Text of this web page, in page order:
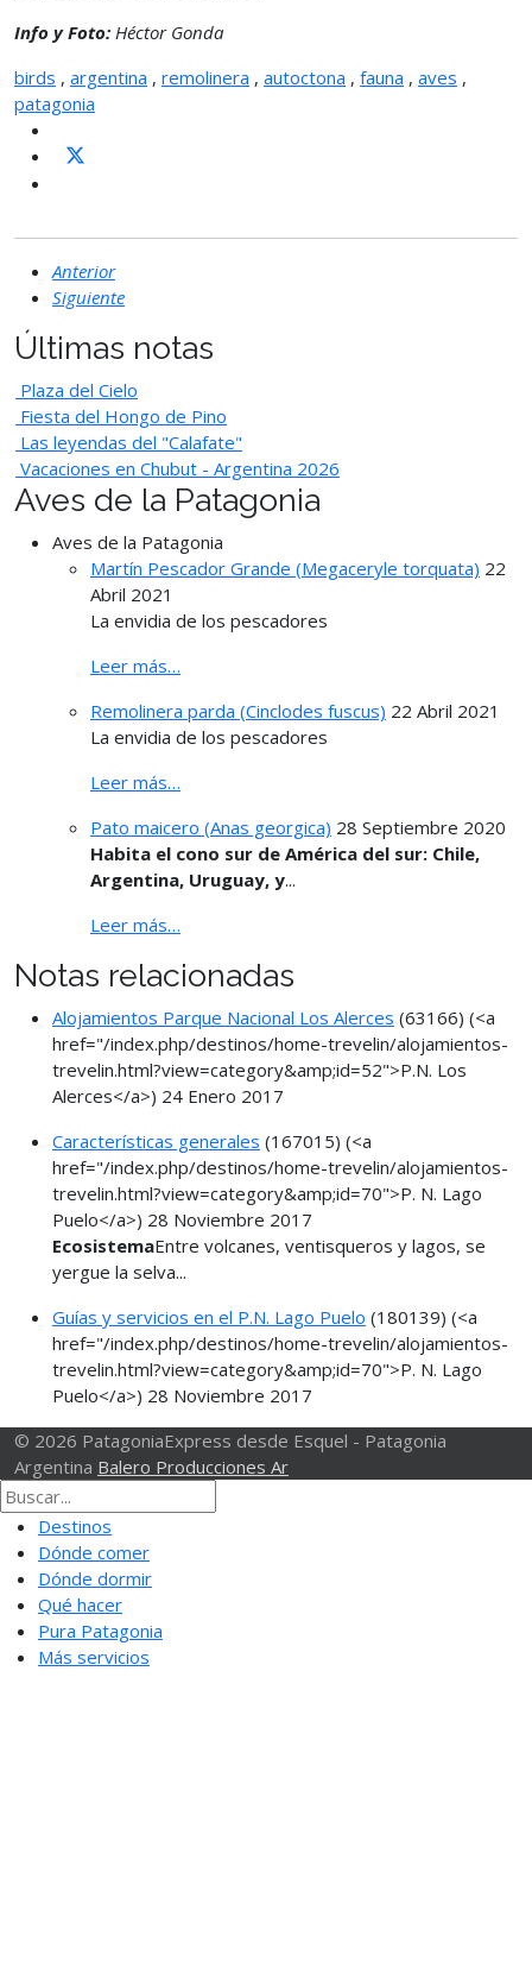
Info y Foto: Héctor Gonda
birds , argentina , remolinera , autoctona , fauna , aves ,
patagonia
Anterior
Siguiente
Últimas notas
Plaza del Cielo
Fiesta del Hongo de Pino
Las leyendas del "Calafate"
Vacaciones en Chubut - Argentina 2026
Aves de la Patagonia
Aves de la Patagonia
Martín Pescador Grande (Megaceryle torquata) 22
Abril 2021
La envidia de los pescadores
Leer más…
Remolinera parda (Cinclodes fuscus) 22 Abril 2021
La envidia de los pescadores
Leer más…
Pato maicero (Anas georgica) 28 Septiembre 2020
Habita el cono sur de América del sur: Chile,
Argentina, Uruguay, y...
Leer más…
Notas relacionadas
Alojamientos Parque Nacional Los Alerces (63166) (<a
href="/index.php/destinos/home-trevelin/alojamientos-
trevelin.html?view=category&amp;id=52">P.N. Los
Alerces</a>) 24 Enero 2017
Características generales (167015) (<a
href="/index.php/destinos/home-trevelin/alojamientos-
trevelin.html?view=category&amp;id=70">P. N. Lago
Puelo</a>) 28 Noviembre 2017
EcosistemaEntre volcanes, ventisqueros y lagos, se
yergue la selva...
Guías y servicios en el P.N. Lago Puelo (180139) (<a
href="/index.php/destinos/home-trevelin/alojamientos-
trevelin.html?view=category&amp;id=70">P. N. Lago
Puelo</a>) 28 Noviembre 2017
© 2026 PatagoniaExpress desde Esquel - Patagonia
Argentina Balero Producciones Ar
Destinos
Dónde comer
Dónde dormir
Qué hacer
Pura Patagonia
Más servicios